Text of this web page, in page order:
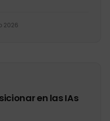
2026
en las IAs